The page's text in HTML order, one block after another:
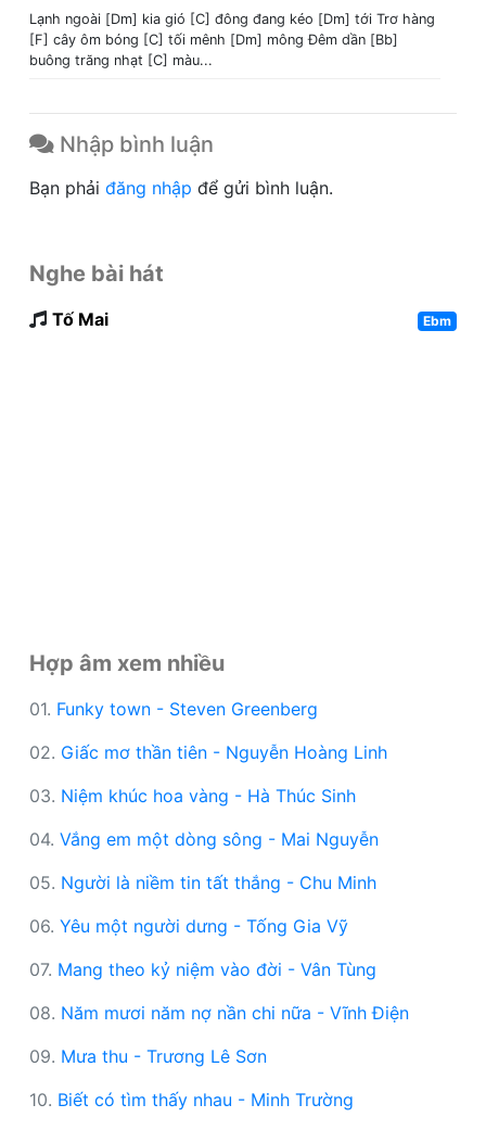
Lạnh ngoài [Dm] kia gió [C] đông đang kéo [Dm] tới Trơ hàng
[F] cây ôm bóng [C] tối mênh [Dm] mông Đêm dần [Bb]
buông trăng nhạt [C] màu...
Nhập bình luận
Bạn phải đăng nhập để gửi bình luận.
Nghe bài hát
Tố Mai Ebm
Hợp âm xem nhiều
01. Funky town - Steven Greenberg
02. Giấc mơ thần tiên - Nguyễn Hoàng Linh
03. Niệm khúc hoa vàng - Hà Thúc Sinh
04. Vắng em một dòng sông - Mai Nguyễn
05. Người là niềm tin tất thắng - Chu Minh
06. Yêu một người dưng - Tống Gia Vỹ
07. Mang theo kỷ niệm vào đời - Vân Tùng
08. Năm mươi năm nợ nần chi nữa - Vĩnh Điện
09. Mưa thu - Trương Lê Sơn
10. Biết có tìm thấy nhau - Minh Trường